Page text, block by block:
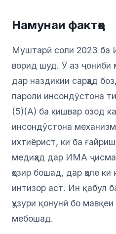
Намунаи фактҳо
Муштарӣ соли 2023 ба
ворид шуд. Ӯ аз
дар наздикии сарҳад
пароли инсондӯстона
(5)(A) ба кишвар озод
инсондӯстона
ихтиёрист, ки ба
медиҳад дар ИМА
ҳозир бошад, дар ҳоле
интизор аст. Ин қабул
ҳузури қонунӣ бо
мебошад.